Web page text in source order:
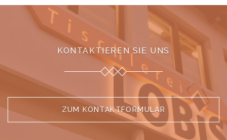
KONTAKTIEREN SIE UNS
ZUM KONTAKTFORMULAR